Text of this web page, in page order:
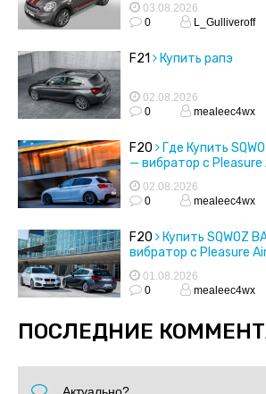
03.08.2026
0
L_Gulliveroff
F21 Купить рапэ
02.08.2026
0
mealeec4wx
F20
Где Купить
— вибратор с Pleasure
02.08.2026
0
mealeec4wx
F20
Купить SQWOZ
вибратор с Pleasure
01.08.2026
0
mealeec4wx
ПОСЛЕДНИЕ
Актуально?